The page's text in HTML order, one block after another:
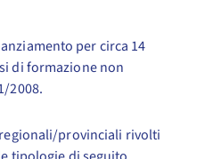
per circa 14
di formazione non
2008.
provinciali rivolti